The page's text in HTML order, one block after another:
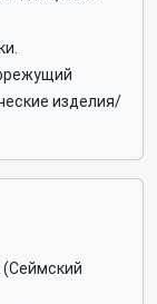
изделия/
(Сеймский